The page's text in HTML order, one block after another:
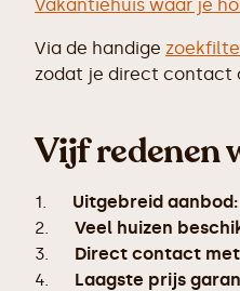
Vakantiehuis waar je
Via de handige
zodat je direct contact
Vijf redenen
1. Uitgebreid aanbod:
2. Veel huizen
3. Direct contact
4. Laagste prijs